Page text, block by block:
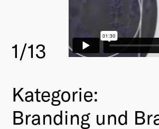
1/13
Kategorie:
Branding und